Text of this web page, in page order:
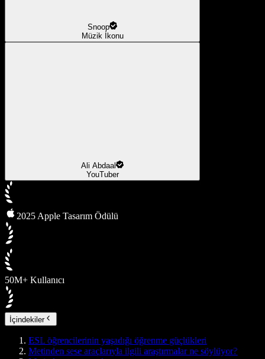
Snoop
Müzik İkonu
Ali Abdaal
YouTuber
2025 Apple Tasarım Ödülü
50M+ Kullanıcı
İçindekiler
ESL öğrencilerinin yaşadığı öğrenme güçlükleri
Metinden sese araçlarıyla ilgili araştırmalar ne söylüyor?